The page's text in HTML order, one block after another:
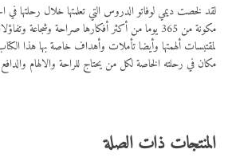
لقد لخصت ديمي لوفاتو الدروس التي تعلمتها خلال رحلتها في
مكونة من 365 يوما من أكثر أفكارها صراحة وشجاعة
لمقتبسات ألهمتها وأيضا تأملات وأهداف خاصة بها هذا
مكان في رحلته الخاصة لكل من يحتاج للراحة والالهام
المنتجات ذات الصلة